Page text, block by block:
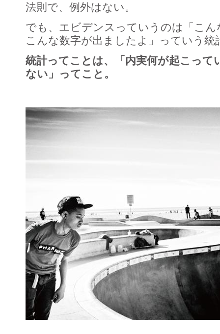
法則で、例外はない。
でも、エビデンスっていうのは「こ
こんな数字が出ましたよ」っていう統
統計ってことは、「内実何が起こっ
ない」ってこと。